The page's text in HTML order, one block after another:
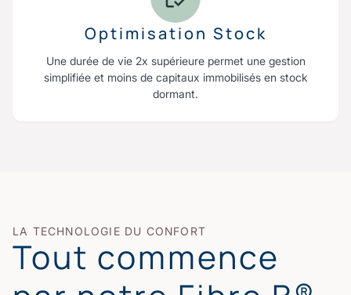
Optimisation Stock
Une durée de vie 2x supérieure permet une gestion
simplifiée et moins de capitaux immobilisés en stock
dormant.
LA TECHNOLOGIE DU CONFORT
Tout commence